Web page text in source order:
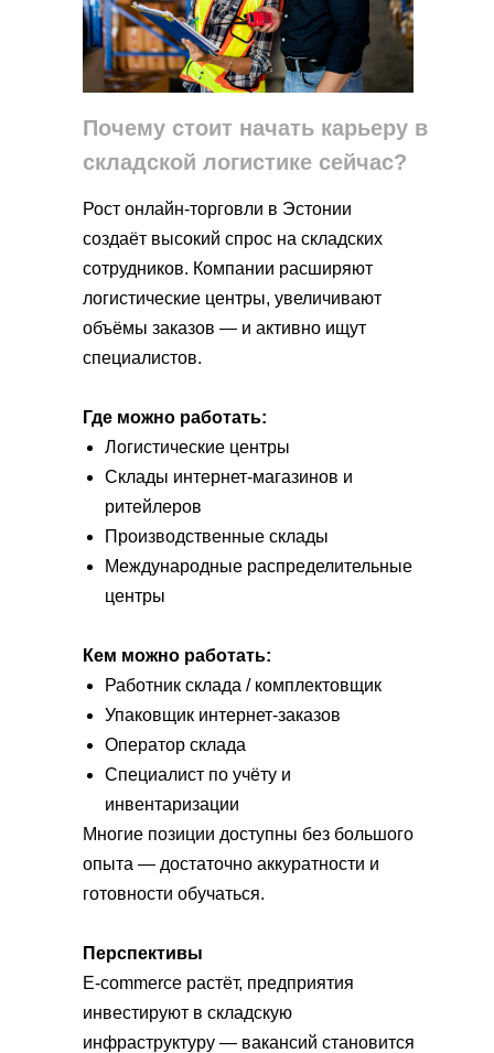
Рост онлайн-торговли в Эстонии
создаёт высокий спрос на складских
сотрудников. Компании расширяют
логистические центры, увеличивают
объёмы заказов — и активно ищут
специалистов.
Где можно работать:
Логистические центры
Склады интернет-магазинов и
ритейлеров
Производственные склады
Международные распределительные
центры
Кем можно работать:
Работник склада / комплектовщик
Упаковщик интернет-заказов
Оператор склада
Специалист по учёту и
инвентаризации
Многие позиции доступны без большого
опыта — достаточно аккуратности и
готовности обучаться.
Перспективы
E-commerce растёт, предприятия
инвестируют в складскую
инфраструктуру — вакансий становится
Почему стоит начать карьеру в
складской логистике сейчас?